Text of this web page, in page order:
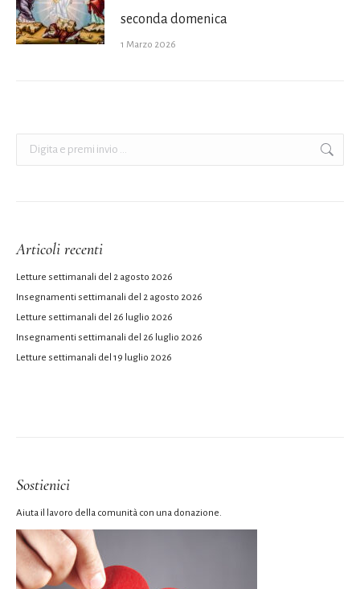
seconda domenica
1 Marzo 2026
Articoli recenti
Letture settimanali del 2 agosto 2026
Insegnamenti settimanali del 2 agosto 2026
Letture settimanali del 26 luglio 2026
Insegnamenti settimanali del 26 luglio 2026
Letture settimanali del 19 luglio 2026
Sostienici
Aiuta il lavoro della comunità con una donazione.